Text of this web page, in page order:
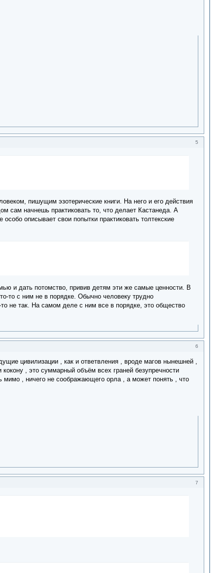
5
пишущим эзотерические книги. На него и его действия
сам начнешь практиковать то, что делает Кастанеда. А
описывает свои попытки практиковать толтекские
и дать потомство, привив детям эти же самые ценности. В
то с ним не в порядке. Обычно человеку трудно
не так. На самом деле с ним все в порядке, это общество
6
цивилизации , как и ответвления , вроде магов нынешней ,
, это суммарный объём всех граней безупречности
, ничего не соображающего орла , а может понять , что
7